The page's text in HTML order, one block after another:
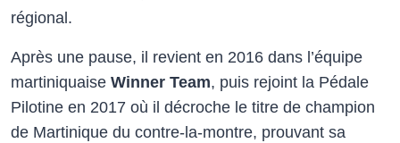
régional.
Après une pause, il revient en 2016 dans l’équipe
martiniquaise Winner Team, puis rejoint la Pédale
Pilotine en 2017 où il décroche le titre de champion
de Martinique du contre-la-montre, prouvant sa